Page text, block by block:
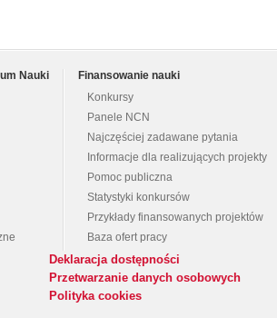
Nauki
Finansowanie nauki
Konkursy
Panele NCN
Najczęściej zadawane pytania
Informacje dla realizujących projekty
Pomoc publiczna
Statystyki konkursów
Przykłady finansowanych projektów
Baza ofert pracy
Deklaracja dostępności
Przetwarzanie danych osobowych
Polityka cookies